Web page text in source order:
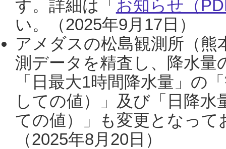
す。詳細は「 お知らせ（
い。（2025年9月17日）
アメダスの松島観測所（熊
測データを精査し、降水
「日最大1時間降水量」の
しての値）」及び「日降
ての値）」も変更となっ
（2025年8月20日）